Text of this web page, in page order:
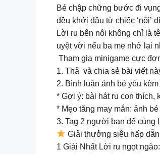
Bé chập chững bước đi
đều khởi đầu từ chiếc ‘nôi’
Lời ru bên nôi không chỉ là
uyệt vời nếu ba mẹ nhớ lại
Tham gia minigame cực
1. Thả ️ và chia sẻ bài viết
2. Bình luận ảnh bé yêu
* Gợi ý: bài hát ru con thích,
* Mẹo tăng may mắn: ảnh
3. Tag 2 người bạn để cùng
Giải thưởng siêu hấp
1 Giải Nhất Lời ru ngọt